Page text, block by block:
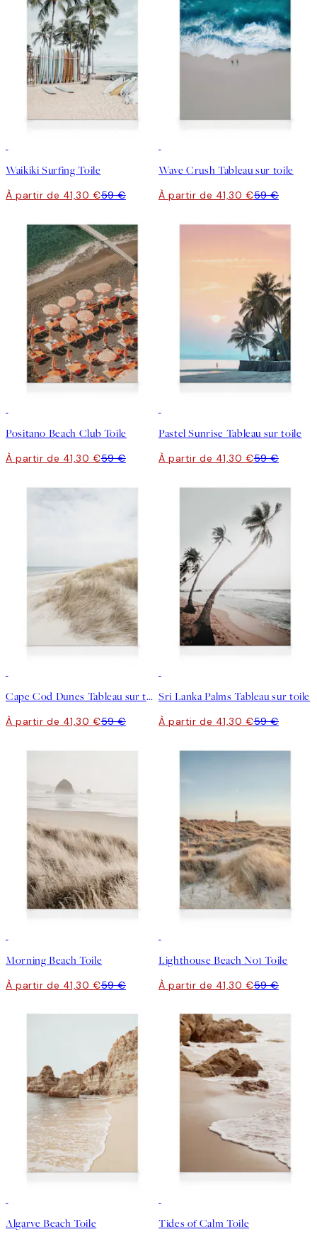
Waikiki Surfing Toile
À partir de 41,30 €59 €
Wave Crush Tableau sur toile
À partir de 41,30 €59 €
Positano Beach Club Toile
À partir de 41,30 €59 €
Pastel Sunrise Tableau sur toile
À partir de 41,30 €59 €
Cape Cod Dunes Tableau sur toile
À partir de 41,30 €59 €
Sri Lanka Palms Tableau sur toile
À partir de 41,30 €59 €
Morning Beach Toile
À partir de 41,30 €59 €
Lighthouse Beach No1 Toile
À partir de 41,30 €59 €
Algarve Beach Toile Tides of Calm Toile